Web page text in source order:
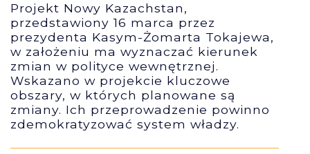
Projekt Nowy Kazachstan,
przedstawiony 16 marca przez
prezydenta Kasym-Żomarta Tokajewa,
w założeniu ma wyznaczać kierunek
zmian w polityce wewnętrznej.
Wskazano w projekcie kluczowe
obszary, w których planowane są
zmiany. Ich przeprowadzenie powinno
zdemokratyzować system władzy.